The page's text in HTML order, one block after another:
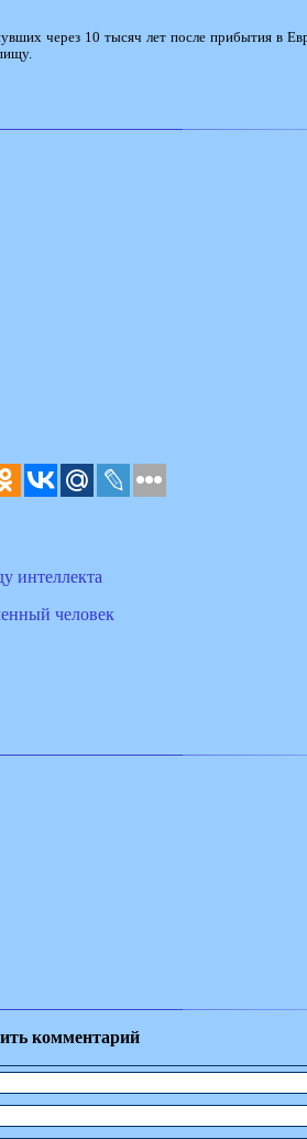
через 10 тысяч лет после прибытия в
интеллекта
человек
комментарий